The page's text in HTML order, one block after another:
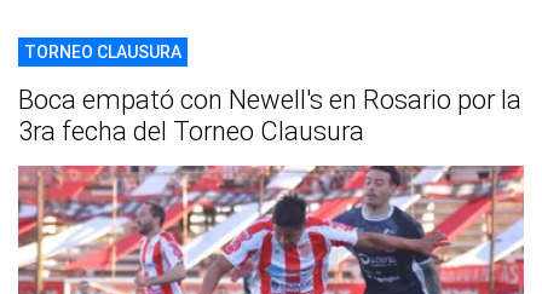
TORNEO CLAUSURA
Boca empató con Newell's en Rosario por la
3ra fecha del Torneo Clausura